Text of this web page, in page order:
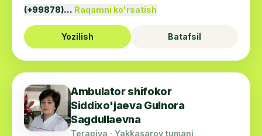
(+99878)… Raqamni ko'rsatish
Yozilish Batafsil
Ambulator shifokor
Siddixo'jaeva Gulnora
Sagdullaevna
Terapiya · Yakkasaroy tumani